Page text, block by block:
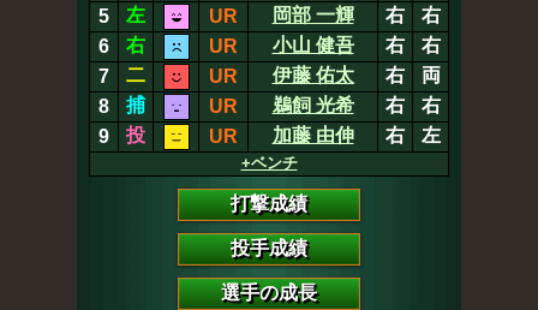
5
左 UR 岡部 一輝 右
右
6
右 UR 小山 健吾 右
右
7
二 UR 伊藤 佑太 右
両
8
捕 UR 鵜飼 光希 右
右
9
投 UR 加藤 由伸 右 左
+ベンチ
打撃成績
投手成績
選手の成長